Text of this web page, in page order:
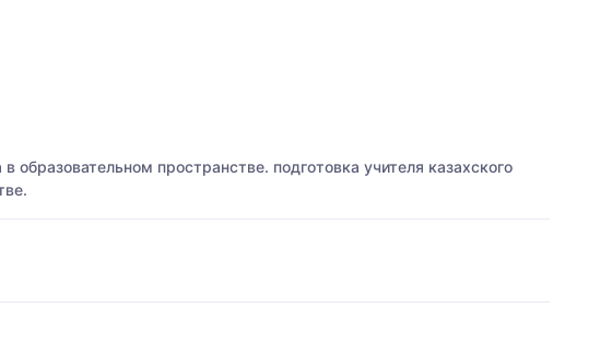
образовательном пространстве. подготовка учителя казахского